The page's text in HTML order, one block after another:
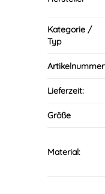
Kategorie /
Typ
Artikelnummer
Lieferzeit:
Größe
Material: